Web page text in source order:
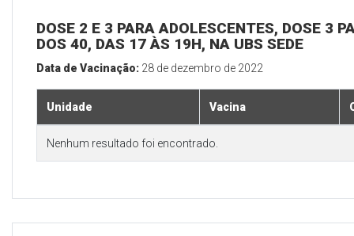
DOSE 2 E 3 PARA ADOLESCENTES, DOSE 3
DOS 40, DAS 17 ÀS 19H, NA UBS SEDE
Data de Vacinação: 28 de dezembro de 2022
Unidade Vacina
Nenhum resultado foi encontrado.